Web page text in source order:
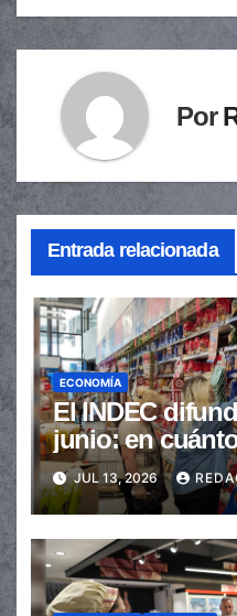
Por
Entrada relacionada
ECONOMÍA
El INDEC
junio: en
JUL 13, 2026